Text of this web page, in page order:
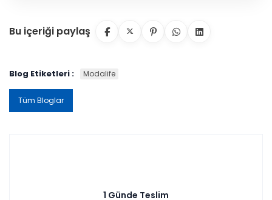
Bu içeriği paylaş
Blog Etiketleri : Modalife
Tüm Bloglar
1 Günde Teslim